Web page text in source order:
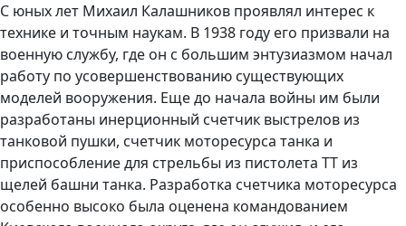
С юных лет Михаил Калашников проявлял интерес к
технике и точным наукам. В 1938 году его призвали на
военную службу, где он с большим энтузиазмом начал
работу по усовершенствованию существующих
моделей вооружения. Еще до начала войны им были
разработаны инерционный счетчик выстрелов из
танковой пушки, счетчик моторесурса танка и
приспособление для стрельбы из пистолета ТТ из
щелей башни танка. Разработка счетчика моторесурса
особенно высоко была оценена командованием